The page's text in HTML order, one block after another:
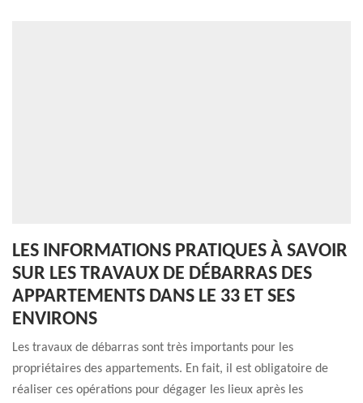
LES INFORMATIONS PRATIQUES À SAVOIR
SUR LES TRAVAUX DE DÉBARRAS DES
APPARTEMENTS DANS LE 33 ET SES
ENVIRONS
Les travaux de débarras sont très importants pour les
propriétaires des appartements. En fait, il est obligatoire de
réaliser ces opérations pour dégager les lieux après les